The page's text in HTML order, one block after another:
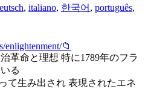
, italiano, 한국어 , português,
enlightenment/📁
革命と理想 特に1789年のフラ
る
て生み出され 表現されたエネ